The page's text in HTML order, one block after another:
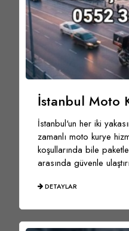
İstanbul Moto
İstanbul'un her iki
zamanlı moto kurye
koşullarında bile
arasında güvenle
DETAYLAR